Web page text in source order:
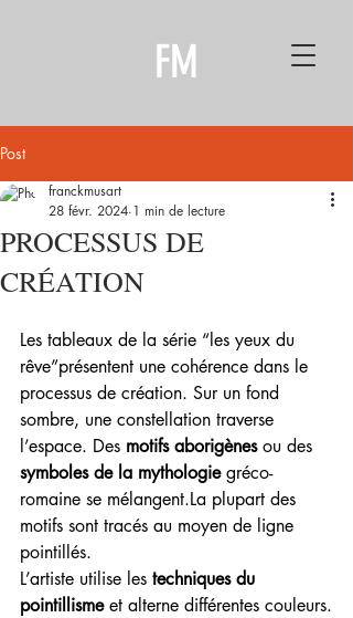
FM
Post
PROCESSUS DE
CRÉATION
franckmusart
28 févr. 2024 1 min de lecture
Les tableaux de la série “les yeux du
rêve”présentent une cohérence dans le
processus de création. Sur un fond
sombre, une constellation traverse
l’espace. Des motifs aborigènes ou des
symboles de la mythologie gréco-
romaine se mélangent.La plupart des
motifs sont tracés au moyen de ligne
pointillés.
L’artiste utilise les techniques du
pointillisme et alterne différentes couleurs.